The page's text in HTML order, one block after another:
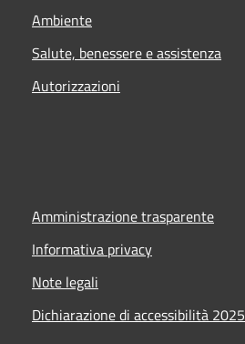
Ambiente
Salute, benessere e assistenza
Autorizzazioni
Amministrazione trasparente
Informativa privacy
Note legali
Dichiarazione di accessibilità 2025